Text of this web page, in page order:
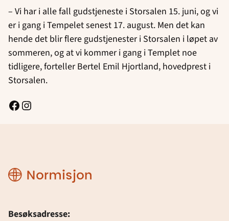
– Vi har i alle fall gudstjeneste i Storsalen 15. juni, og vi
er i gang i Tempelet senest 17. august. Men det kan
hende det blir flere gudstjenester i Storsalen i løpet av
sommeren, og at vi kommer i gang i Templet noe
tidligere, forteller Bertel Emil Hjortland, hovedprest i
Storsalen.
Facebook
Instagram
Normisjon
Besøksadresse: